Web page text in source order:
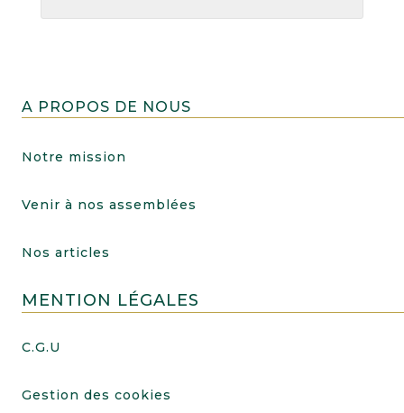
A PROPOS DE NOUS
Notre mission
Venir à nos assemblées
Nos articles
MENTION LÉGALES
C.G.U
Gestion des cookies